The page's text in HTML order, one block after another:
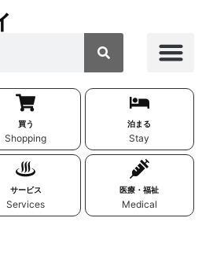
買う
Shopping
泊まる
Stay
サービス
Services
医療・福祉
Medical